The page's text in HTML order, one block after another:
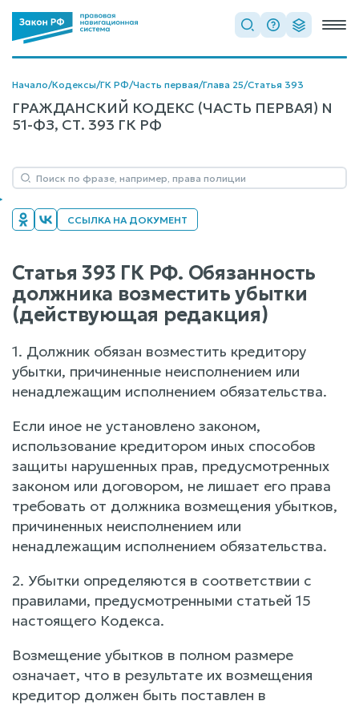
Начало/Кодексы/ГК РФ/Часть первая/Глава 25/Статья 393
ГРАЖДАНСКИЙ КОДЕКС (ЧАСТЬ ПЕРВАЯ) N
51-ФЗ, СТ. 393 ГК РФ
ССЫЛКА НА ДОКУМЕНТ
Статья 393 ГК РФ. Обязанность
должника возместить убытки
(действующая редакция)
1. Должник обязан возместить кредитору
убытки, причиненные неисполнением или
ненадлежащим исполнением обязательства.
Если иное не установлено законом,
использование кредитором иных способов
защиты нарушенных прав, предусмотренных
законом или договором, не лишает его права
требовать от должника возмещения убытков,
причиненных неисполнением или
ненадлежащим исполнением обязательства.
2. Убытки определяются в соответствии с
правилами, предусмотренными статьей 15
настоящего Кодекса.
Возмещение убытков в полном размере
означает, что в результате их возмещения
кредитор должен быть поставлен в